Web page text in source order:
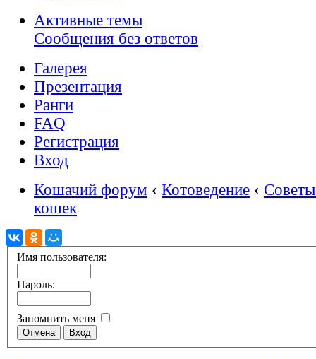
Активные темы
Сообщения без ответов
Галерея
Презентация
Ранги
FAQ
Регистрация
Вход
Кошачий форум ‹ Котоведение ‹
кошек
Имя пользователя:
Пароль:
Запомнить меня